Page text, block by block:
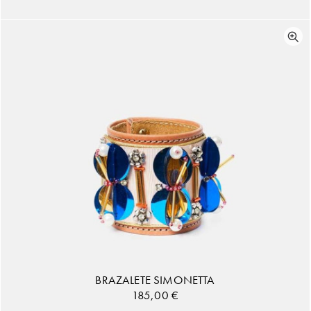
BRAZALETE SIMONETTA
185,00€